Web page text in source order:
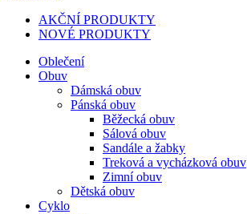
AKČNÍ PRODUKTY
NOVÉ PRODUKTY
Oblečení
Obuv
Dámská obuv
Pánská obuv
Běžecká obuv
Sálová obuv
Sandále a žabky
Treková a vycházková obuv
Zimní obuv
Dětská obuv
Cyklo